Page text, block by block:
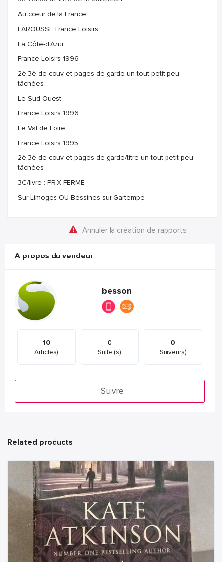
Au cœur de la France
LAROUSSE France Loisirs
La Côte-d'Azur
France Loisirs 1996
2è,3è de couv et pages de garde un tout petit peu
tâchées
Le Sud-Ouest
France Loisirs 1996
Le Val de Loire
France Loisirs 1995
2è,3è de couv et pages de garde/titre un tout petit peu
tâchées
3€/livre : PRIX FERME
Sur Limoges OU Bessines sur Gartempe
Annuler la création de rapports
A propos du vendeur
besson
10
Articles)
0
Suite (s)
0
Suiveurs)
Suivre
Related products